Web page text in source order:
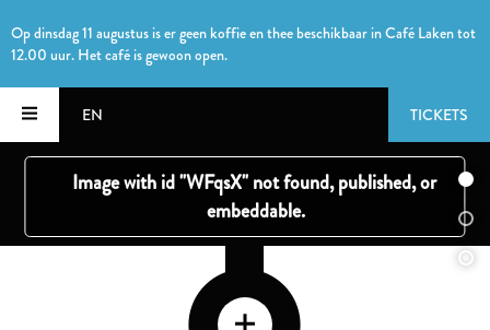
Op dinsdag 11 augustus is er geen koffie en thee beschikbaar in Café Laken tot
12.00 uur. Het café is gewoon open.
EN TICKETS